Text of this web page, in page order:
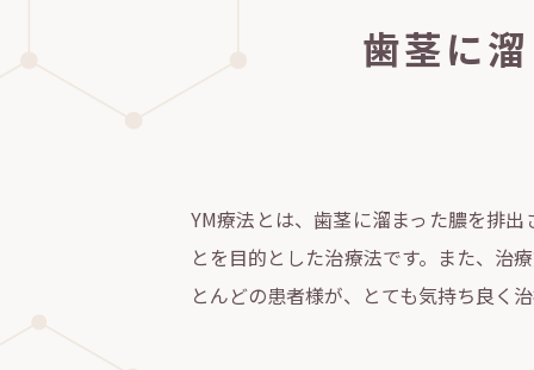
歯茎に
YM療法とは、歯茎に溜まった膿を排
とを目的とした治療法です。また、治
とんどの患者様が、とても気持ち良く